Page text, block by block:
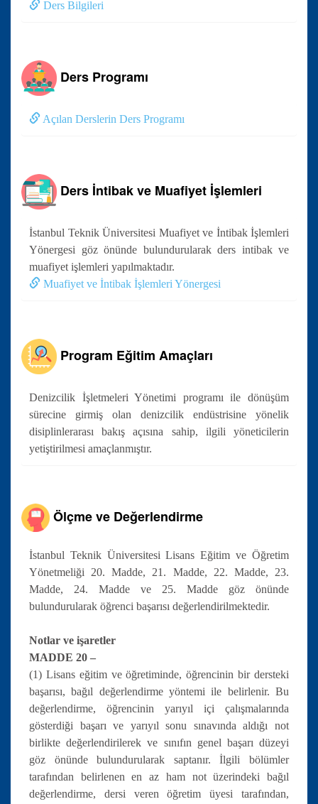
Ders Bilgileri
Ders Programı
Açılan Derslerin Ders Programı
Ders İntibak ve Muafiyet İşlemleri
İstanbul Teknik Üniversitesi Muafiyet ve İntibak İşlemleri
Yönergesi göz önünde bulundurularak ders intibak ve
muafiyet işlemleri yapılmaktadır.
Muafiyet ve İntibak İşlemleri Yönergesi
Program Eğitim Amaçları
Denizcilik İşletmeleri Yönetimi programı ile dönüşüm
sürecine girmiş olan denizcilik endüstrisine yönelik
disiplinlerarası bakış açısına sahip, ilgili yöneticilerin
yetiştirilmesi amaçlanmıştır.
Ölçme ve Değerlendirme
İstanbul Teknik Üniversitesi Lisans Eğitim ve Öğretim
Yönetmeliği 20. Madde, 21. Madde, 22. Madde, 23.
Madde, 24. Madde ve 25. Madde göz önünde
bulundurularak öğrenci başarısı değerlendirilmektedir.
Notlar ve işaretler
MADDE 20 –
(1) Lisans eğitim ve öğretiminde, öğrencinin bir dersteki
başarısı, bağıl değerlendirme yöntemi ile belirlenir. Bu
değerlendirme, öğrencinin yarıyıl içi çalışmalarında
gösterdiği başarı ve yarıyıl sonu sınavında aldığı not
birlikte değerlendirilerek ve sınıfın genel başarı düzeyi
göz önünde bulundurularak saptanır. İlgili bölümler
tarafından belirlenen en az ham not üzerindeki bağıl
değerlendirme, dersi veren öğretim üyesi tarafından,